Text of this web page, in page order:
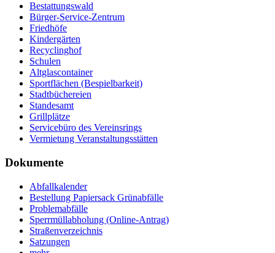
Bestattungswald
Bürger-Service-Zentrum
Friedhöfe
Kindergärten
Recyclinghof
Schulen
Altglascontainer
Sportflächen (Bespielbarkeit)
Stadtbüchereien
Standesamt
Grillplätze
Servicebüro des Vereinsrings
Vermietung Veranstaltungsstätten
Dokumente
Abfallkalender
Bestellung Papiersack Grünabfälle
Problemabfälle
Sperrmüllabholung (Online-Antrag)
Straßenverzeichnis
Satzungen